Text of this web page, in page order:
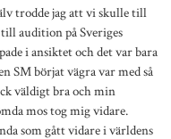
trodde jag att vi skulle till
audition på Sveriges
i ansiktet och det var bara
SM börjat vägra var med så
väldigt bra och min
mos tog mig vidare.
som gått vidare i världens